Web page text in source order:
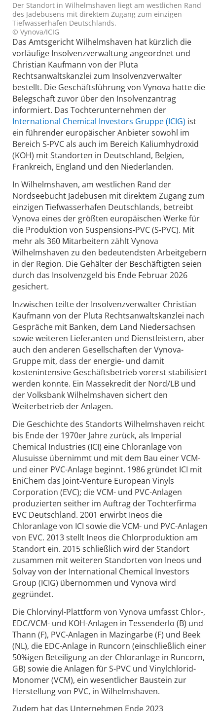
Der Standort in Wilhelmshaven liegt am westlichen Rand
des Jadebusens mit direktem Zugang zum einzigen
Tiefwasserhafen Deutschlands.
© Vynova/ICIG
Das Amtsgericht Wilhelmshaven hat kürzlich die
vorläufige Insolvenzverwaltung angeordnet und
Christian Kaufmann von der Pluta
Rechtsanwaltskanzlei zum Insolvenzverwalter
bestellt. Die Geschäftsführung von Vynova hatte die
Belegschaft zuvor über den Insolvenzantrag
informiert. Das Tochterunternehmen der
International Chemical Investors Gruppe (ICIG) ist
ein führender europäischer Anbieter sowohl im
Bereich S-PVC als auch im Bereich Kaliumhydroxid
(KOH) mit Standorten in Deutschland, Belgien,
Frankreich, England und den Niederlanden.
In Wilhelmshaven, am westlichen Rand der
Nordseebucht Jadebusen mit direktem Zugang zum
einzigen Tiefwasserhafen Deutschlands, betreibt
Vynova eines der größten europäischen Werke für
die Produktion von Suspensions-PVC (S-PVC). Mit
mehr als 360 Mitarbeitern zählt Vynova
Wilhelmshaven zu den bedeutendsten Arbeitgebern
in der Region. Die Gehälter der Beschäftigten seien
durch das Insolvenzgeld bis Ende Februar 2026
gesichert.
Inzwischen teilte der Insolvenzverwalter Christian
Kaufmann von der Pluta Rechtsanwaltskanzlei nach
Gespräche mit Banken, dem Land Niedersachsen
sowie weiteren Lieferanten und Dienstleistern, aber
auch den anderen Gesellschaften der Vynova-
Gruppe mit, dass der energie- und damit
kostenintensive Geschäftsbetrieb vorerst stabilisiert
werden konnte. Ein Massekredit der Nord/LB und
der Volksbank Wilhelmshaven sichert den
Weiterbetrieb der Anlagen.
Die Geschichte des Standorts Wilhelmshaven reicht
bis Ende der 1970er Jahre zurück, als Imperial
Chemical Industries (ICI) eine Chloranlage von
Alusuisse übernimmt und mit dem Bau einer VCM-
und einer PVC-Anlage beginnt. 1986 gründet ICI mit
EniChem das Joint-Venture European Vinyls
Corporation (EVC); die VCM- und PVC-Anlagen
produzierten seither im Auftrag der Tochterfirma
EVC Deutschland. 2001 erwirbt Ineos die
Chloranlage von ICI sowie die VCM- und PVC-Anlagen
von EVC. 2013 stellt Ineos die Chlorproduktion am
Standort ein. 2015 schließlich wird der Standort
zusammen mit weiteren Standorten von Ineos und
Solvay von der International Chemical Investors
Group (ICIG) übernommen und Vynova wird
gegründet.
Die Chlorvinyl-Plattform von Vynova umfasst Chlor-,
EDC/VCM- und KOH-Anlagen in Tessenderlo (B) und
Thann (F), PVC-Anlagen in Mazingarbe (F) und Beek
(NL), die EDC-Anlage in Runcorn (einschließlich einer
50%igen Beteiligung an der Chloranlage in Runcorn,
GB) sowie die Anlagen für S-PVC und Vinylchlorid-
Monomer (VCM), ein wesentlicher Baustein zur
Herstellung von PVC, in Wilhelmshaven.
Zudem hat das Unternehmen Ende 2023